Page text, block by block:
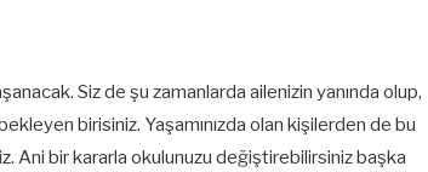
Siz de şu zamanlarda ailenizin yanında olup,
birisiniz. Yaşamınızda olan kişilerden de bu
Ani bir kararla okulunuzu değiştirebilirsiniz başka